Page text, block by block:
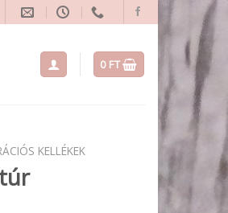
0 FT
KELLÉKEK